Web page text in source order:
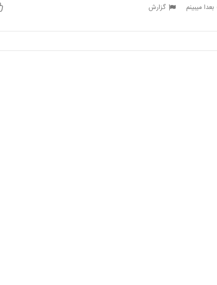
بعدا میبینم گزارش